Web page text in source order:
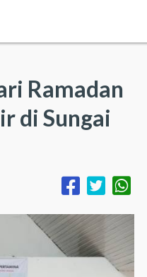
Ramadan
di Sungai